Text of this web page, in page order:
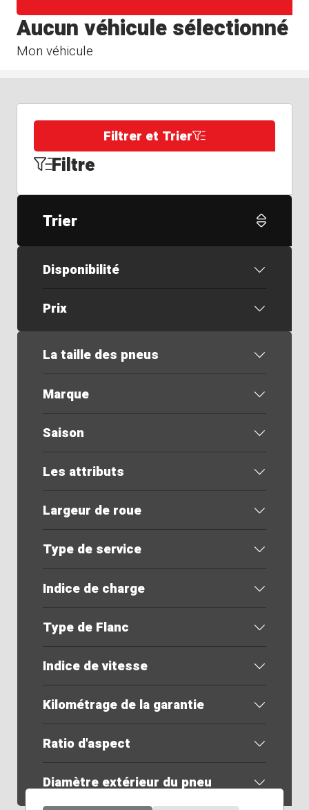
Mon véhicule
Aucun véhicule sélectionné
Filtrer et Trier
Filtre
Trier
Disponibilité
Prix
La taille des pneus
Marque
Saison
Les attributs
Largeur de roue
Type de service
Indice de charge
Type de Flanc
Indice de vitesse
Kilométrage de la garantie
Ratio d'aspect
Diamètre extérieur du pneu